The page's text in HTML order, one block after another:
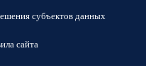
субъектов данных
сайта